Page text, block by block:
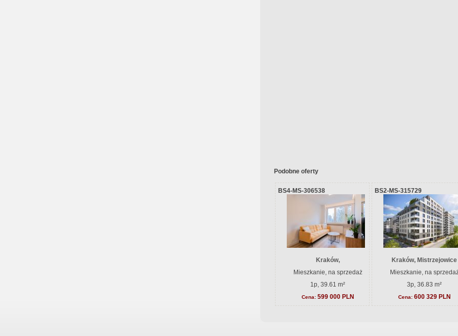
Podobne oferty
BS4-MS-306538
Kraków,
Mieszkanie, na sprzedaż
1p, 39.61 m²
Cena: 599 000 PLN
BS2-MS-315729
Kraków, Mistrzejowice
Mieszkanie, na
3p, 36.83 m²
Cena: 600 329 PLN